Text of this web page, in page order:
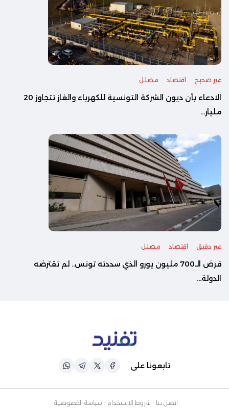
غير صحيح اقتصاد مضلل
الادعاء بأن ديون الشركة التونسية للكهرباء والغاز تتجاوز 20
مليار...
غير دقيق اقتصاد مضلل
قرض الـ700 مليون يورو الذي سددته تونس.. لم تقترضه
الدولة...
تابعونا على
اتصل بنا شروط الاستخدام سياسة الخصوصية